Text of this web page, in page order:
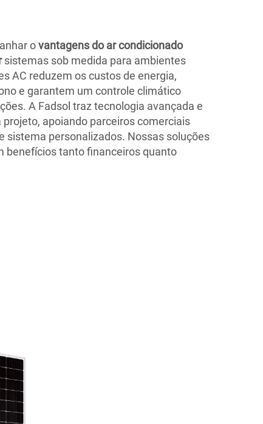
ovantagens do ar condicionado
sistemas sob medida para ambientes
AC reduzem os custos de energia,
e garantem um controle climático
A Fadsol traz tecnologia avançada e
apoiando parceiros comerciais
sistema personalizados. Nossas soluções
benefícios tanto financeiros quanto